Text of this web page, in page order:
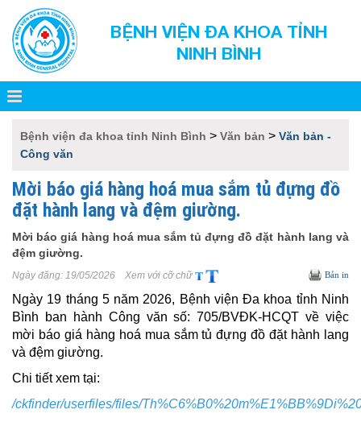
BỆNH VIỆN ĐA KHOA TỈNH
NINH BÌNH
Bệnh viện đa khoa tỉnh Ninh Bình > Văn bản > Văn bản -
Công văn
Mời báo giá hàng hoá mua sắm tủ đựng đồ
đặt hành lang và đệm giường.
Mời báo giá hàng hoá mua sắm tủ đựng đồ đặt hành lang và
đệm giường.
Ngày đăng: 19/05/2026 Xem với cỡ chữ Bản in
Ngày 19 tháng 5 năm 2026, Bệnh viện Đa khoa tỉnh Ninh
Bình ban hành Công văn số: 705/BVĐK-HCQT về việc
mời báo giá hàng hoá mua sắm tủ đựng đồ đặt hành lang
và đệm giường.
Chi tiết xem tại:
/ckfinder/userfiles/files/